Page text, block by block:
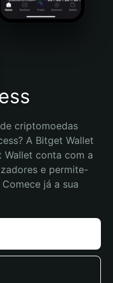
criptomoedas
A Bitget Wallet
Wallet conta com a
e permite-
já a sua